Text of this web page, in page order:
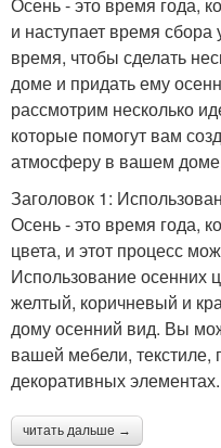
и наступает время
время, чтобы сделать
доме и придать ему
рассмотрим несколько
которые помогут вам
атмосферу в вашем
Заголовок 1:
Осень - это время года,
цвета, и этот процесс
Использование осенних
желтый, коричневый и
дому осенний вид. Вы
вашей мебели, текстиле,
декоративных элементах.
читать дальше →